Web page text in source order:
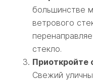
большинстве
ветрового
стекло.
Приоткройте
Свежий